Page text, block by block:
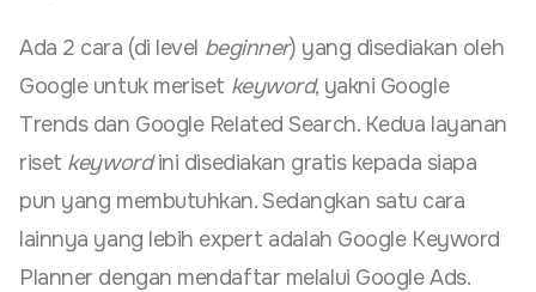
Ada 2 cara (di level beginner) yang disediakan oleh
Google untuk meriset keyword, yakni Google
Trends dan Google Related Search. Kedua layanan
riset keywordini disediakan gratis kepada siapa
pun yang membutuhkan. Sedangkan satu cara
lainnya yang lebih expert adalah Google Keyword
Planner dengan mendaftar melalui Google Ads.